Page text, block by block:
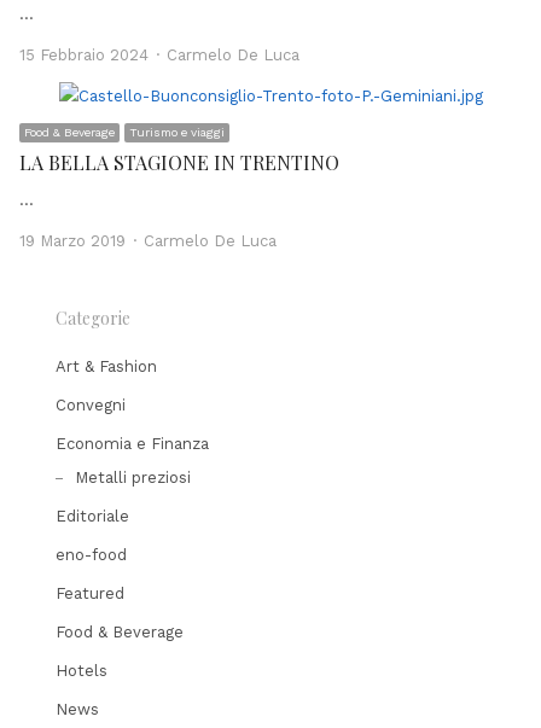
…
15 Febbraio 2024 Author
Carmelo De Luca
Food & Beverage Turismo e viaggi
LA BELLA STAGIONE IN TRENTINO
…
19 Marzo 2019 Author
Carmelo De Luca
Categorie
Art & Fashion
Convegni
Economia e Finanza
Metalli preziosi
Editoriale
eno-food
Featured
Food & Beverage
Hotels
News